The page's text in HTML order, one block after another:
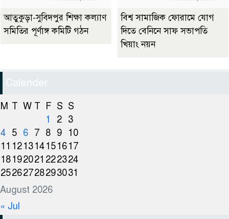
আতুকুড়া-সুবিদপুর শিক্ষা কল্যাণ
সমিতির পূর্ণাঙ্গ কমিটি গঠন
বিশ্ব সামাজিক ফোরামে যোগ
দিতে বেনিনে সাফ সভাপতি
খিয়াং নয়ন
Calender
August 2026
M T W T F S S
1
2 3
4 5 6 7 8 9
10
11 121314151617
18192021 222324
25262728293031
« Jul